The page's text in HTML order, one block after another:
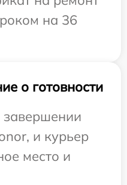
на 36
о готовности
и курьер
место и